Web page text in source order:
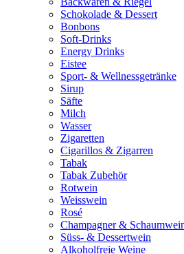
Schokolade & Dessert
Bonbons
Soft-Drinks
Energy Drinks
Eistee
Sport- & Wellnessgetränke
Sirup
Säfte
Milch
Wasser
Zigaretten
Cigarillos & Zigarren
Tabak
Tabak Zubehör
Rotwein
Weisswein
Rosé
Champagner &
Süss- & Dessertwein
Alkoholfreie Weine